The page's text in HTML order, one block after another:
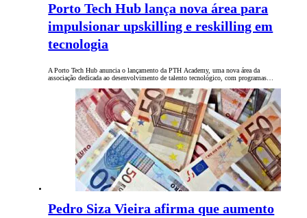
Porto Tech Hub lança nova área para
impulsionar upskilling e reskilling em
tecnologia
A Porto Tech Hub anuncia o lançamento da PTH Academy, uma nova área da
associação dedicada ao desenvolvimento de talento tecnológico, com programas…
Pedro Siza Vieira afirma que aumento